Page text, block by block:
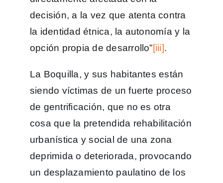
decisión, a la vez que atenta contra
la identidad étnica, la autonomía y la
opción propia de desarrollo”[iii].
La Boquilla, y sus habitantes están
siendo víctimas de un fuerte proceso
de gentrificación, que no es otra
cosa que la pretendida rehabilitación
urbanística y social de una zona
deprimida o deteriorada, provocando
un desplazamiento paulatino de los